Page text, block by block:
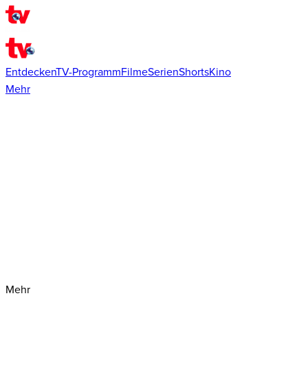
EntdeckenTV-ProgrammFilmeSerienShortsKino
Mehr
Mehr